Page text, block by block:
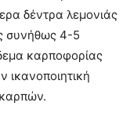
δέντρα λεμονιάς
συνήθως 4-5
καρποφορίας
ικανοποιητική